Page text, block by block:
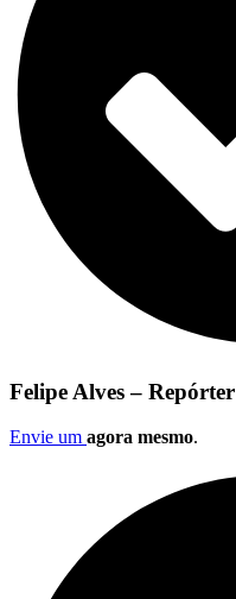
Felipe Alves – Repórter
Envie um agora mesmo.